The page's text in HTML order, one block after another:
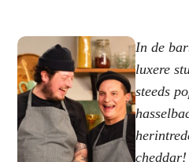
In de
luxere
steeds
cheddar!